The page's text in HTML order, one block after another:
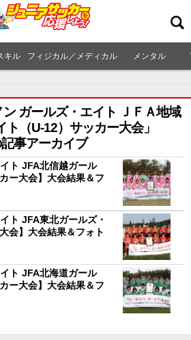
キル フィジカル／メディカル メンタル
ン ガールズ・エイト ＪＦＡ地域
ト（U-12）サッカー大会」
事アーカイブ
ト JFA北信越ガール
ー大会】大会結果＆フ
ト JFA東北ガールズ・
会】大会結果＆フォト
ト JFA北海道ガール
ー大会】大会結果＆フ